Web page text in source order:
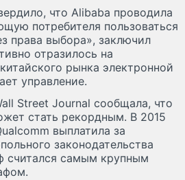
что Alibaba проводила
потребителя пользоваться
права выбора», заключил
отразилось на
рынка электронной
управление.
Street Journal сообщала, что
стать рекордным. В 2015
выплатила за
законодательства
считался самым крупным